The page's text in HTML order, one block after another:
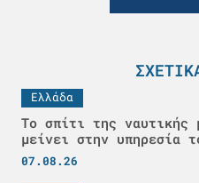
Ελλάδα
Το σπίτι της ναυτικής
μείνει στην υπηρεσία
07.08.26